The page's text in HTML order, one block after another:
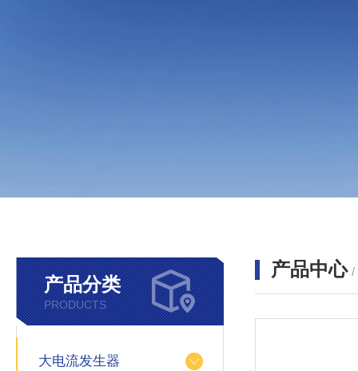
产品分类
PRODUCTS
大电流发生器
产品中心 /